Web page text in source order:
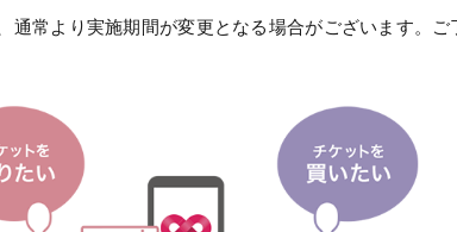
常より実施期間が変更となる場合がございます。ご